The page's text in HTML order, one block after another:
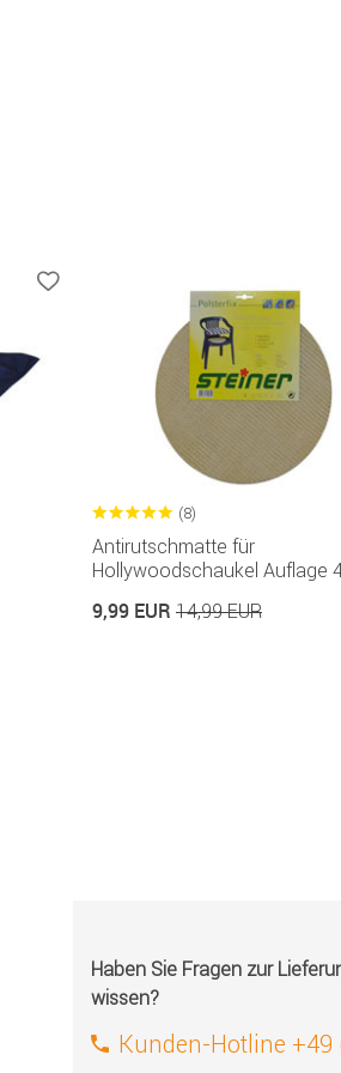
(8)
Antirutschmatte für
Hollywoodschaukel Auflage
9,99 EUR 14,99 EUR
Haben Sie Fragen zur
wissen?
Kunden-Hotline +49